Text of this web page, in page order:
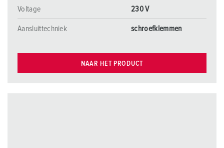
Voltage 230 V
Aansluittechniek schroefklemmen
NAAR HET PRODUCT